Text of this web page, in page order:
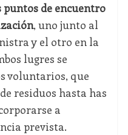
puntos de encuentro
, uno junto al
y el otro en la
lugres se
voluntarios, que
residuos hasta has
a
prevista.